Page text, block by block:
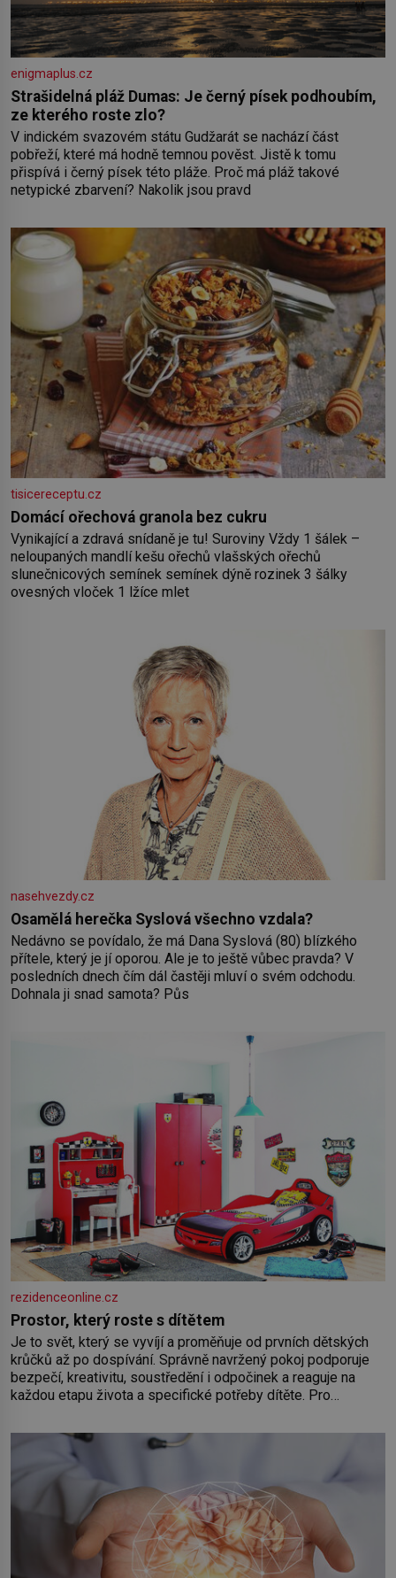
enigmaplus.cz
Strašidelná pláž Dumas: Je černý písek podhoubím,
ze kterého roste zlo?
V indickém svazovém státu Gudžarát se nachází část
pobřeží, které má hodně temnou pověst. Jistě k tomu
přispívá i černý písek této pláže. Proč má pláž takové
netypické zbarvení? Nakolik jsou pravd
tisicereceptu.cz
Domácí ořechová granola bez cukru
Vynikající a zdravá snídaně je tu! Suroviny Vždy 1 šálek –
neloupaných mandlí kešu ořechů vlašských ořechů
slunečnicových semínek semínek dýně rozinek 3 šálky
ovesných vloček 1 lžíce mlet
nasehvezdy.cz
Osamělá herečka Syslová všechno vzdala?
Nedávno se povídalo, že má Dana Syslová (80) blízkého
přítele, který je jí oporou. Ale je to ještě vůbec pravda? V
posledních dnech čím dál častěji mluví o svém odchodu.
Dohnala ji snad samota? Půs
rezidenceonline.cz
Prostor, který roste s dítětem
Je to svět, který se vyvíjí a proměňuje od prvních dětských
krůčků až po dospívání. Správně navržený pokoj podporuje
bezpečí, kreativitu, soustředění i odpočinek a reaguje na
každou etapu života a specifické potřeby dítěte. Pro
by pokoj miminka měl působit především klidně a útulně.
Předškolní věk je